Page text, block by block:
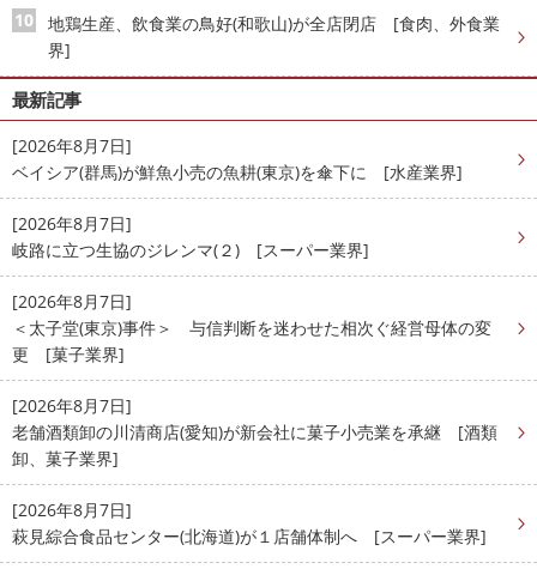
地鶏生産、飲食業の鳥好(和歌山)が全店閉店 [食肉、外食業
界]
最新記事
[2026年8月7日]
ベイシア(群馬)が鮮魚小売の魚耕(東京)を傘下に [水産業界]
[2026年8月7日]
岐路に立つ生協のジレンマ(２) [スーパー業界]
[2026年8月7日]
＜太子堂(東京)事件＞ 与信判断を迷わせた相次ぐ経営母体の変
更 [菓子業界]
[2026年8月7日]
老舗酒類卸の川清商店(愛知)が新会社に菓子小売業を承継 [酒類
卸、菓子業界]
[2026年8月7日]
萩見綜合食品センター(北海道)が１店舗体制へ [スーパー業界]